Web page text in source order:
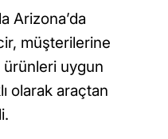
Arizona’da
müşterilerine
ürünleri uygun
olarak araçtan